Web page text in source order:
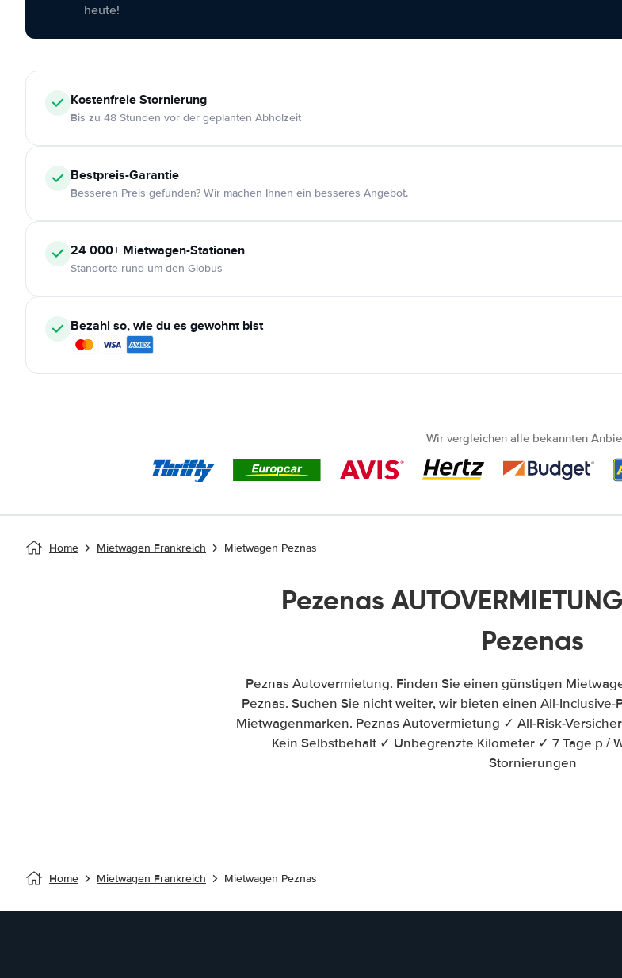
heute!
KostenfreieStornierung
Bis zu 48 Stunden vor der geplanten Abholzeit
Bestpreis-Garantie
Besseren Preis gefunden? Wir machen Ihnen ein besseres Angebot.
24 000+ Mietwagen-Stationen
Standorte rund um den Globus
Bezahl so, wie du es gewohnt bist
Wir vergleichen alle bekannten
Home Mietwagen Frankreich Mietwagen Peznas
Pezenas
Pezenas
Peznas Autovermietung. Finden Sie einen günstigen
Peznas. Suchen Sie nicht weiter, wir bieten einen All-
Mietwagenmarken. Peznas Autovermietung ✓ All-Risk-
Kein Selbstbehalt ✓ Unbegrenzte Kilometer ✓ 7 Tage p /
Stornierungen
Home Mietwagen Frankreich Mietwagen Peznas